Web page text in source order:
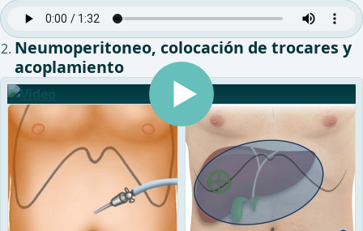
Neumoperitoneo, colocación de trocares y
acoplamiento